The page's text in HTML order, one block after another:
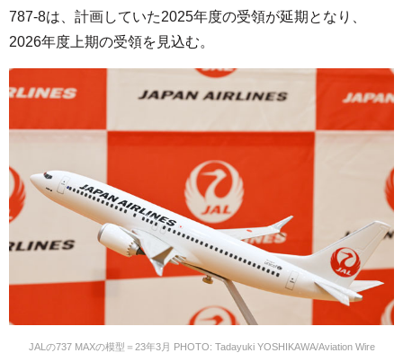
787-8は、計画していた2025年度の受領が延期となり、
2026年度上期の受領を見込む。
JALの737 MAXの模型＝23年3月 PHOTO: Tadayuki YOSHIKAWA/Aviation Wire